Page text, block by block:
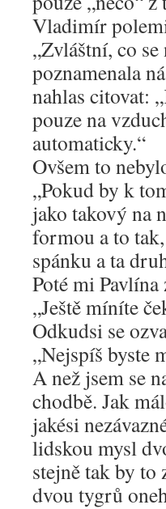
Vladimír
„Zvláštní, co
poznamenala
nahlas citovat:
pouze na
automaticky.“
Ovšem to
„Pokud by k
jako takový na
formou a to
spánku a ta
Poté mi
„Ještě míníte
Odkudsi se
„Nejspíš byste
A než jsem se
chodbě. Jak
jakési
lidskou mysl
stejně tak by
dvou tygrů